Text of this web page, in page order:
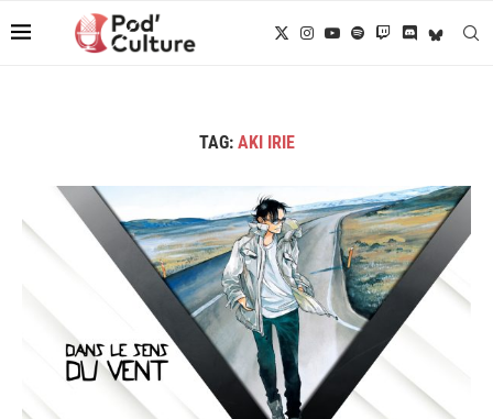
TAG: AKI IRIE